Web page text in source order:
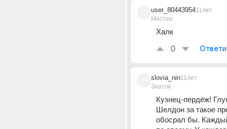
user_80443954
Мастер
11лет
Халк
0
slovia_nin
Знаток
11лет
Кузнец-пердёж!
Шелдон за такое
обосрал бы.